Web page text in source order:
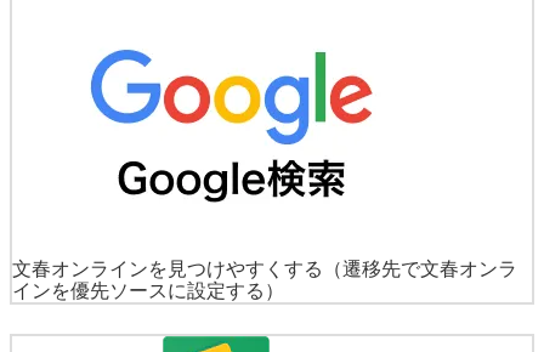
文春オンラインを見つけやすくする
（遷移先で文春オンラ
インを優先ソースに設定する）